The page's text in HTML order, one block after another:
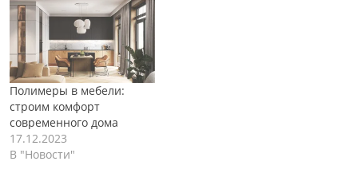
Полимеры в мебели:
строим комфорт
современного дома
17.12.2023
В "Новости"